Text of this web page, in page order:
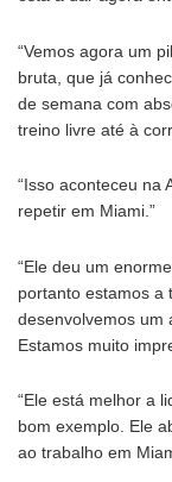
“Vemos agora um
bruta, que já
de semana com
treino livre até à
“Isso aconteceu na
repetir em Miami.”
“Ele deu um
portanto estamos a
desenvolvemos um
Estamos muito
“Ele está melhor a
bom exemplo. Ele
ao trabalho em